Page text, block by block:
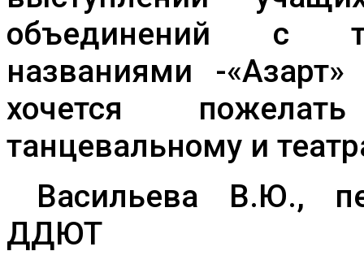
объединений с
названиями -
хочется
танцевальному и
Васильева В.Ю.,
ДДЮТ